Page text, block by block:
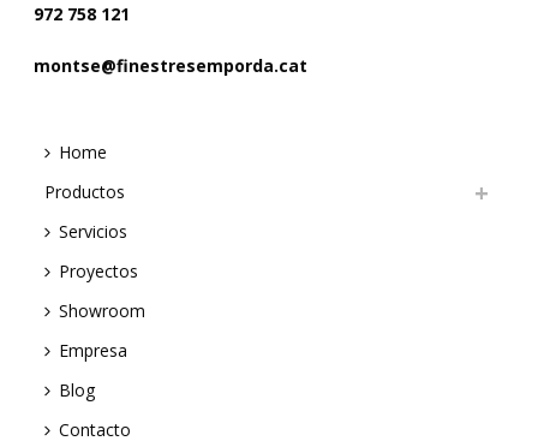
972 758 121
montse@finestresemporda.cat
Home
Productos
Servicios
Proyectos
Showroom
Empresa
Blog
Contacto